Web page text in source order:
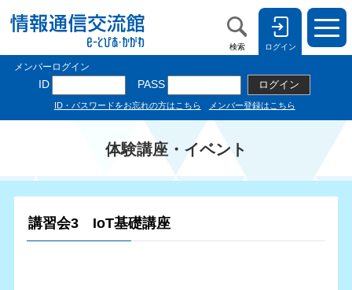
検索 ログイン
体験講座・イベント
講習会3 IoT基礎講座